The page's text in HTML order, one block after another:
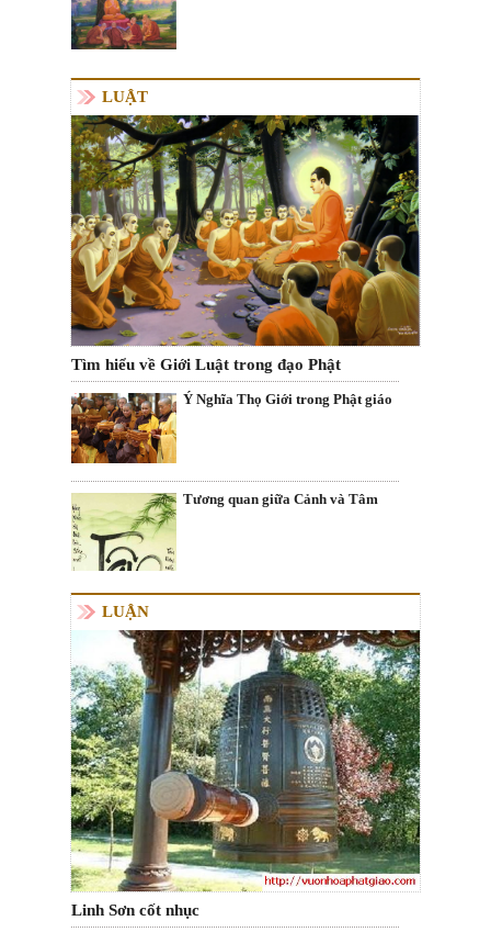
LUẬT
Tìm hiểu về Giới Luật trong đạo Phật
Ý Nghĩa Thọ Giới trong Phật giáo
Tương quan giữa Cảnh và Tâm
LUẬN
Linh Sơn cốt nhục